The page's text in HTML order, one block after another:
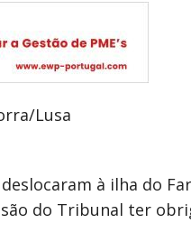
à ilha do
do Tribunal ter